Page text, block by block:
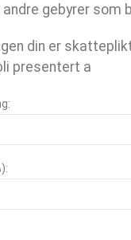
gebyrer som
din er
presentert a